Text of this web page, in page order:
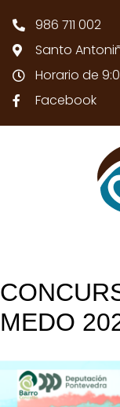
986 711 002
Santo
Horario de
Facebook
MEDO